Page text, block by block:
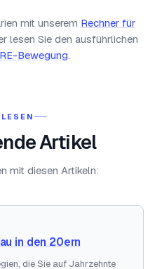
mit unserem Rechner für
lesen Sie den ausführlichen
Bewegung.
Artikel
mit diesen Artikeln:
in den 20ern
die Sie auf Jahrzehnte